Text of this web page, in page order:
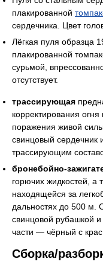
плакированной
сердечника. Цвет
Лёгкая пуля образца
плакированной
сурьмой,
отсутствует.
трассирующая
корректирования
поражения живой
свинцовый сердечник
трассирующим
бронебойно-
горючих жидкостей, а
находящейся за
дальностях до 500 м .
свинцовой рубашкой и
части — чёрный с
Сборка/